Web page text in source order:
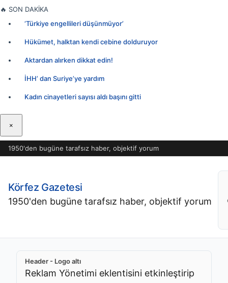
İçeriğe
🔥 SON DAKİKA
‘Türkiye engellileri düşünmüyor’
Hükümet, halktan kendi cebine dolduruyor
Aktardan alırken dikkat edin!
İHH’ dan Suriye’ye yardım
Kadın cinayetleri sayısı aldı başını gitti
×
1950'den bugüne tarafsız haber, objektif yorum
Körfez Gazetesi
1950'den bugüne tarafsız haber, objektif yorum
Header - Logo altı
Reklam Yönetimi eklentisini etkinleştirip